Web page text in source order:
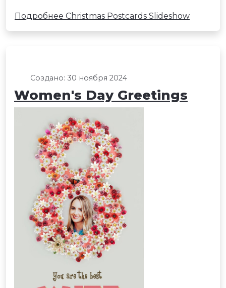
Подробнее Christmas Postcards Slideshow
Создано: 30 ноября 2024
Women's Day Greetings